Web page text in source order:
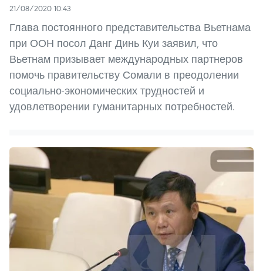
21/08/2020 10:43
Глава постоянного представительства Вьетнама
при ООН посол Данг Динь Куи заявил, что
Вьетнам призывает международных партнеров
помочь правительству Сомали в преодолении
социально-экономических трудностей и
удовлетворении гуманитарных потребностей.